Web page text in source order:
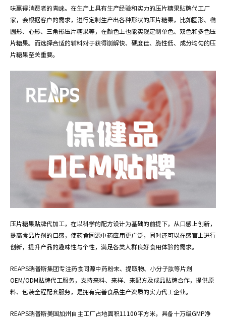
味赢得消费者的青睐。在生产上具有生产经验和实力的压片糖果贴牌代工厂
家，会根据客户的需求，进行定制生产出各种形状的压片糖果，比如圆形、椭
圆形、心形、三角形压片糖果等，在颜色上也能实现定制单色、双色和多色压
片糖果。而选择合适的辅料对于获得崩解快、硬度佳、脆性低、成分均匀的压
片糖果至关重要。
压片糖果贴牌代加工，在以科学的配方设计为基础的前提下，从口感上创新，
提高食品片剂的口感，使药食同源中药应用更广泛，同时还可以在感官上进行
创新，提升产品的趣味性与个性，满足各类人群良好食用体验的需求。
REAPS瑞普斯集团专注药食同源中药粉末、提取物、小分子肽等片剂
OEM/ODM贴牌代工服务，支持来料、来样、来配方及成品贴牌合作，提供原
料、包装全程配套服务，是拥有完善食品生产资质的实力代工企业。
REAPS瑞普斯美国加州自主工厂占地面积11100平方米，具备十万级GMP净